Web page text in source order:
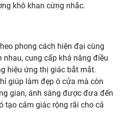
khô khan cứng nhắc.
phong cách hiện đại cùng
cung cấp khả năng điều
hiệu ứng thị giác bắt mắt.
giúp làm đẹp ô cửa mà còn
gian, ánh sáng được đưa đến
tạo cảm giác rộng rãi cho cả